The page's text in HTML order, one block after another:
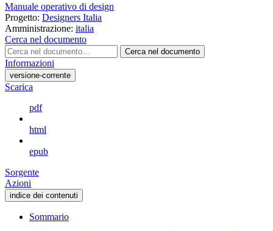
Manuale operativo di design
Progetto: Designers Italia
Amministrazione: italia
Cerca nel documento
Cerca nel documento
Informazioni
versione-corrente
Scarica
pdf
html
epub
Sorgente
Azioni
indice dei contenuti
Sommario